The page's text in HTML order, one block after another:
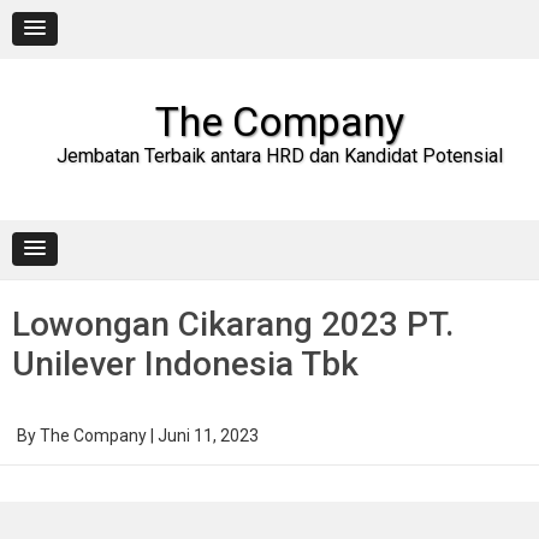
content
The Company
Jembatan Terbaik antara HRD dan Kandidat Potensial
Lowongan Cikarang 2023 PT.
Unilever Indonesia Tbk
ByThe Company Juni 11, 2023